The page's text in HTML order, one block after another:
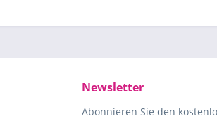
Newsletter
Abonnieren Sie den